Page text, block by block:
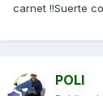
carnet !!Suerte
POLI